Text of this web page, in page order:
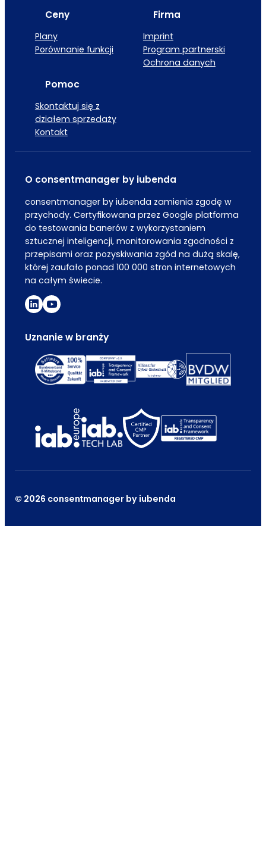
Ceny
Plany
Porównanie funkcji
Firma
Imprint
Program partnerski
Ochrona danych
Pomoc
Skontaktuj się z
działem sprzedaży
Kontakt
O consentmanager by iubenda
consentmanager by iubenda zamienia zgodę w
przychody. Certyfikowana przez Google platforma
do testowania banerów z wykorzystaniem
sztucznej inteligencji, monitorowania zgodności z
przepisami oraz pozyskiwania zgód na dużą skalę,
której zaufało ponad 100 000 stron internetowych
na całym świecie.
Uznanie w branży
© 2026 consentmanager by iubenda